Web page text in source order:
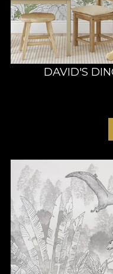
DAVID'S